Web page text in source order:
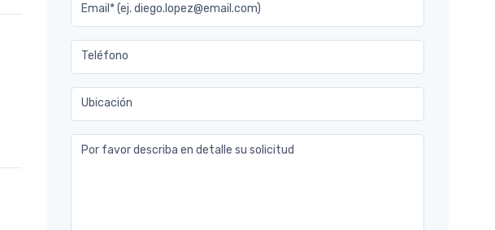
Email* (ej. diego.lopez@email.com)
Teléfono
Ubicación
Por favor describa en detalle su solicitud